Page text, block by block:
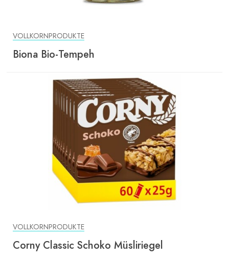
VOLLKORNPRODUKTE
Biona Bio-Tempeh
VOLLKORNPRODUKTE
Corny Classic Schoko Müsliriegel